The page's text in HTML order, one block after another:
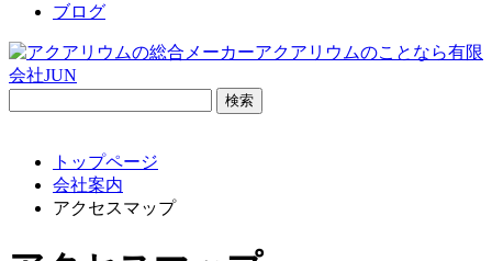
ブログ
トップページ
会社案内
アクセスマップ